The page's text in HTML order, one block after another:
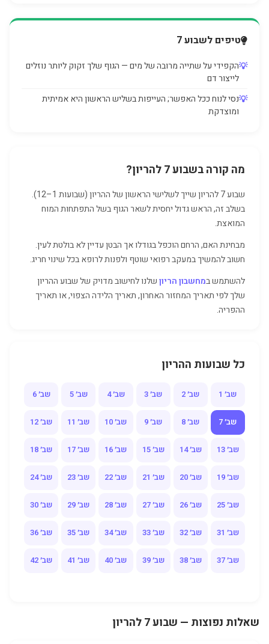
טיפים לשבוע 7
הקפידי על שתייה מרובה של מים — הגוף שלך זקוק ליותר נוזלים
לייצור דם
נסי לנוח ככל האפשר; העייפות בשליש הראשון היא אמיתית
ומוצדקת
מה קורה בשבוע 7 להריון?
שבוע 7 להריון שייך לשלישי הראשון של ההריון (שבועות 1–12).
בשלב זה, הראש גדול יחסית לשאר הגוף בשל התפתחות המוח
המואצת.
מבחינת האם, הרחם הוכפל בגודלו אך הבטן עדיין לא בולטת לעין.
חשוב להמשיך במעקב רפואי שוטף ולפנות לרופא בכל שינוי חריג.
להשתמש במחשבון הריוןשלנו לחישוב מדויק של שבוע ההריון
שלך לפי תאריך המחזור האחרון, תאריך הלידה הצפוי, או תאריך
ההפריה.
כל שבועות ההריון
שב׳ 1 שב׳ 2 שב׳ 3 שב׳ 4 שב׳ 5 שב׳ 6
שב׳ 7 שב׳ 8 שב׳ 9 שב׳ 10 שב׳ 11 שב׳ 12
שב׳ 13 שב׳ 14 שב׳ 15 שב׳ 16 שב׳ 17 שב׳ 18
שב׳ 19 שב׳ 20 שב׳ 21 שב׳ 22 שב׳ 23 שב׳ 24
שב׳ 25 שב׳ 26 שב׳ 27 שב׳ 28 שב׳ 29 שב׳ 30
שב׳ 31 שב׳ 32 שב׳ 33 שב׳ 34 שב׳ 35 שב׳ 36
שב׳ 37 שב׳ 38 שב׳ 39 שב׳ 40 שב׳ 41 שב׳ 42
שאלות נפוצות — שבוע 7 להריון